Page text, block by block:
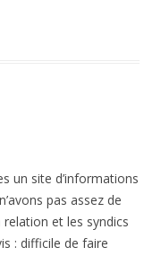
un site d’informations
pas assez de
et les syndics
: difficile de faire